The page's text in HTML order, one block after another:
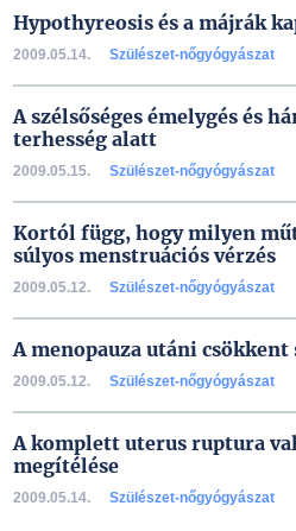
Hypothyreosis és a májrák
2009.05.14. Szülészet-nőgyógyászat
A szélsőséges émelygés és
terhesség alatt
2009.05.15. Szülészet-nőgyógyászat
Kortól függ, hogy milyen
súlyos menstruációs vérzés
2009.05.12. Szülészet-nőgyógyászat
A menopauza utáni
2009.05.12. Szülészet-nőgyógyászat
A komplett uterus ruptura
megítélése
2009.05.14. Szülészet-nőgyógyászat